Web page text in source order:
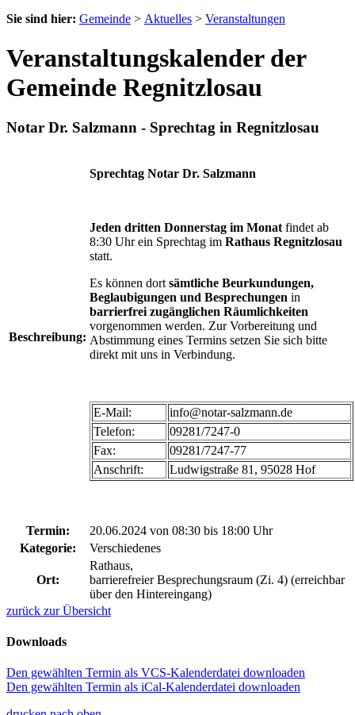
Sie sind hier: Gemeinde > Aktuelles > Veranstaltungen
Veranstaltungskalender der
Gemeinde Regnitzlosau
Notar Dr. Salzmann - Sprechtag in Regnitzlosau
Beschreibung:
Sprechtag Notar Dr. Salzmann
Jeden dritten Donnerstag im Monat findet ab
8:30 Uhr ein Sprechtag im Rathaus Regnitzlosau
statt.
Es können dort sämtliche Beurkundungen,
Beglaubigungen und Besprechungen in
barrierfrei zugänglichen Räumlichkeiten
vorgenommen werden. Zur Vorbereitung und
Abstimmung eines Termins setzen Sie sich bitte
direkt mit uns in Verbindung.
E-Mail:
info@notar-salzmann.de
Telefon:
09281/7247-0
Fax:
09281/7247-77
Anschrift:
Ludwigstraße 81, 95028 Hof
Termin: 20.06.2024 von 08:30 bis 18:00 Uhr
Kategorie:
Verschiedenes
Ort:
Rathaus,
barrierefreier Besprechungsraum (Zi. 4) (erreichbar
über den Hintereingang)
zurück zur Übersicht
Downloads
Den gewählten Termin als VCS-Kalenderdatei downloaden
Den gewählten Termin als iCal-Kalenderdatei downloaden